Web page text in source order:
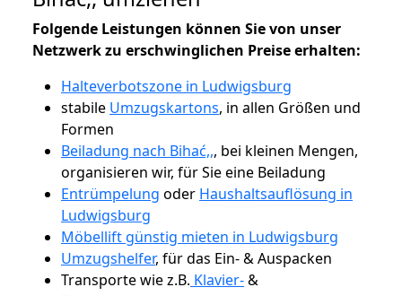
Folgende Leistungen können Sie von unser
Netzwerk zu erschwinglichen Preise erhalten:
Halteverbotszone in Ludwigsburg
stabile Umzugskartons, in allen Größen und
Formen
Beiladung nach Bihać,,, bei kleinen Mengen,
organisieren wir, für Sie eine Beiladung
Entrümpelung oder Haushaltsauflösung in
Ludwigsburg
Möbellift günstig mieten in Ludwigsburg
Umzugshelfer, für das Ein- & Auspacken
Transporte wie z.B. Klavier-&